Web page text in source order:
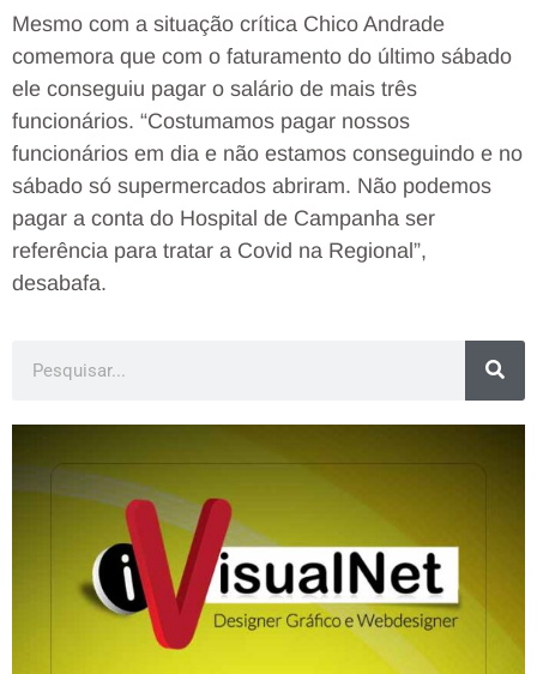
Mesmo com a situação crítica Chico Andrade
comemora que com o faturamento do último sábado
ele conseguiu pagar o salário de mais três
funcionários. “Costumamos pagar nossos
funcionários em dia e não estamos conseguindo e no
sábado só supermercados abriram. Não podemos
pagar a conta do Hospital de Campanha ser
referência para tratar a Covid na Regional”,
desabafa.